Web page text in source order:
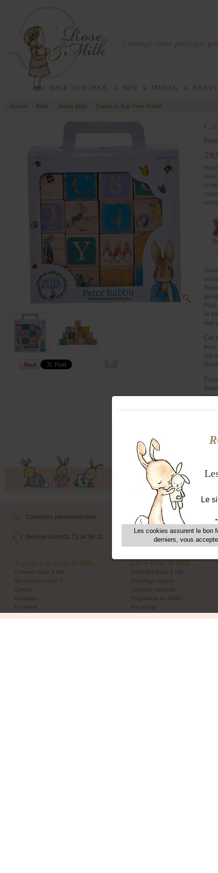
Concept-store poétique
BACK TO SCHOOL NEW MAILEG JOUETS
Accueil Bébé Jouets Bébé Cubes en Bois Peter Rabbit
et
et
des
Cet
qui
Set
Offres exclusives, ventes
Corbeilles personnalisées Livraison maternité
Service-client 01 72 34 50 11 Echange et retour simple
A propos de Rose & Milk
L'univers Rose & Milk
Qui sommes-nous ?
Contact
Instagram
Facebook
Les + Rose & Milk
Corbeilles Rose & Milk
Emballage cadeau
Livraison maternité
Programme de fidélité
Parrainage